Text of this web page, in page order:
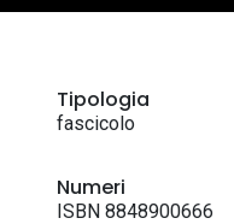
Tipologia
fascicolo
Numeri
ISBN 8848900666